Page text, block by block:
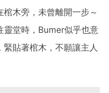
木旁，未曾離開一步～
靈堂時，Bumer似乎也意
貼著棺木，不願讓主人